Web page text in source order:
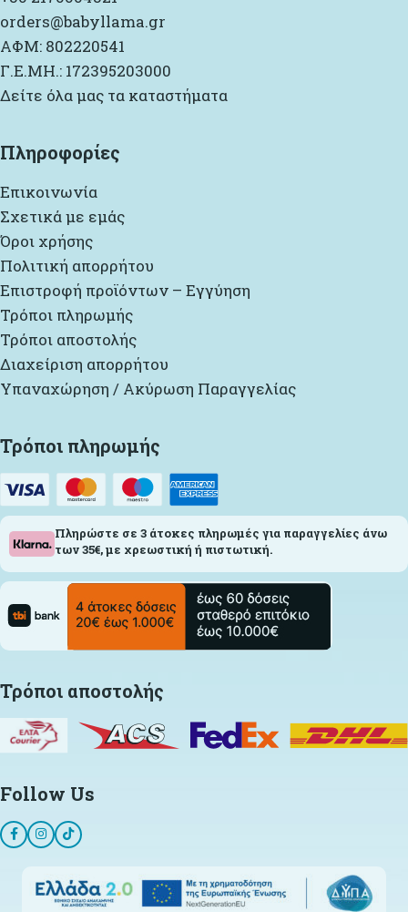
orders@babyllama.gr
ΑΦΜ: 802220541
Γ.Ε.ΜΗ.: 172395203000
Δείτε όλα μας τα καταστήματα
Πληροφορίες
Επικοινωνία
Σχετικά με εμάς
Όροι χρήσης
Πολιτική απορρήτου
Επιστροφή προϊόντων – Εγγύηση
Τρόποι πληρωμής
Τρόποι αποστολής
Διαχείριση απορρήτου
Υπαναχώρηση / Ακύρωση Παραγγελίας
Τρόποι πληρωμής
Πληρώστε σε 3 άτοκες πληρωμές για παραγγελίες άνω
των 35€, με χρεωστική ή πιστωτική.
Τρόποι αποστολής
Follow Us